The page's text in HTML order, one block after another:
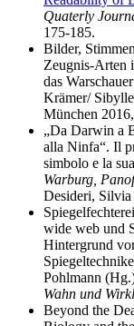
Quaterly
175-185.
Bilder,
Zeugnis-Arten
das
Krämer/
München
„Da Darwin a
alla Ninfa“. Il
simbolo e la
Warburg,
Desideri,
wide web und
Hintergrund
Pohlmann
Wahn und
Beyond the